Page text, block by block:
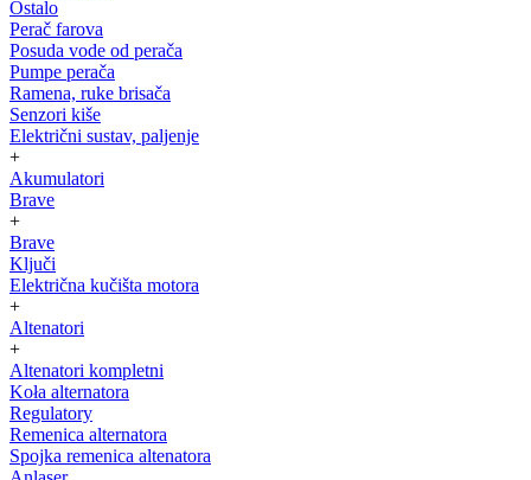
Ostalo
Perač farova
Posuda vode od perača
Pumpe perača
Ramena, ruke brisača
Senzori kiše
Električni sustav, paljenje
+
Akumulatori
Brave
+
Brave
Ključi
Električna kučišta motora
+
Altenatori
+
Altenatori kompletni
Koła alternatora
Regulatory
Remenica alternatora
Spojka remenica altenatora